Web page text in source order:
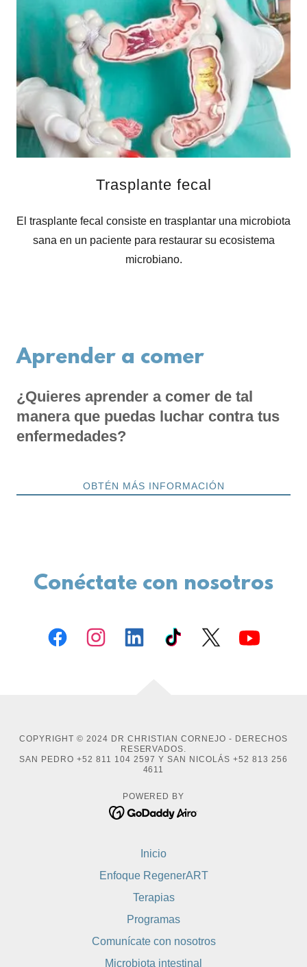
Trasplante fecal
El trasplante fecal consiste en trasplantar una microbiota
sana en un paciente para restaurar su ecosistema
microbiano.
Aprender a comer
¿Quieres aprender a comer de tal
manera que puedas luchar contra tus
enfermedades?
OBTÉN MÁS INFORMACIÓN
Conéctate con nosotros
COPYRIGHT © 2024 DR CHRISTIAN CORNEJO - DERECHOS
RESERVADOS.
SAN PEDRO +52 811 104 2597 Y SAN NICOLÁS +52 813 256
4611
POWERED BY
Inicio
Enfoque RegenerART
Terapias
Programas
Comunícate con nosotros
Microbiota intestinal